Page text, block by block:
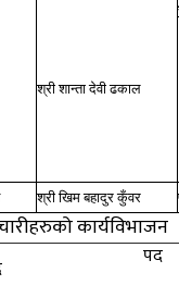
श्री शान्ता देवी ढकाल
श्री खिम बहादुर कुँवर
कार्यविभाजन